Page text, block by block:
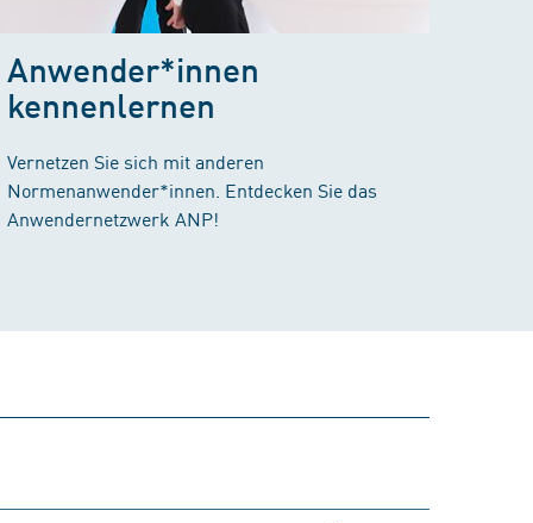
Anwender*innen
kennenlernen
Vernetzen Sie sich mit anderen
Normenanwender*innen. Entdecken Sie das
Anwendernetzwerk ANP!